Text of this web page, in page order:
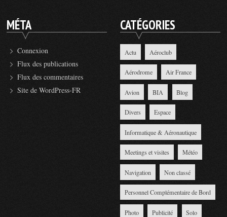
MÉTA
Connexion
Flux des publications
Flux des commentaires
Site de WordPress-FR
CATÉGORIES
Actu Aéroclub
Aérodrome Air France
Avion BIA Blog
Divers Espace
Informatique & Aéronautique
Meetings et visites Météo
Navigation Non classé
Personnel Complémentaire de Bord
Photo Publicité Solo